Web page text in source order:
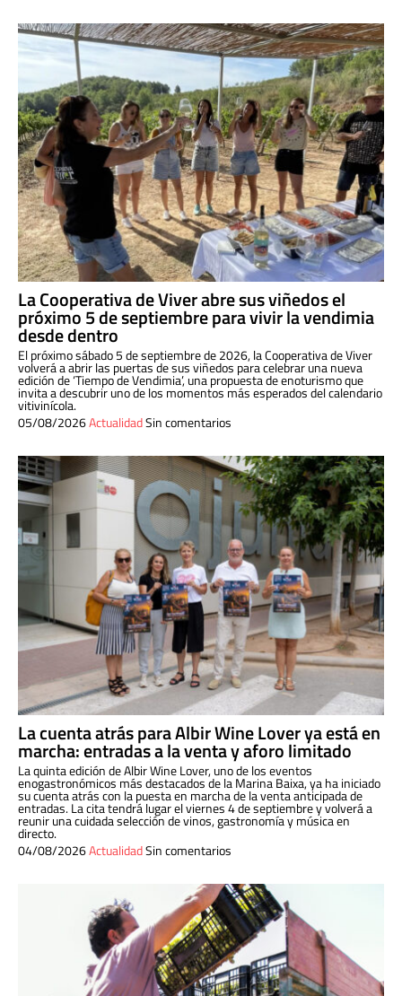
La Cooperativa de Viver abre sus viñedos el
próximo 5 de septiembre para vivir la vendimia
desde dentro
El próximo sábado 5 de septiembre de 2026, la Cooperativa de Viver
volverá a abrir las puertas de sus viñedos para celebrar una nueva
edición de ‘Tiempo de Vendimia’, una propuesta de enoturismo que
invita a descubrir uno de los momentos más esperados del calendario
vitivinícola.
05/08/2026ActualidadSin comentarios
La cuenta atrás para Albir Wine Lover ya está en
marcha: entradas a la venta y aforo limitado
La quinta edición de Albir Wine Lover, uno de los eventos
enogastronómicos más destacados de la Marina Baixa, ya ha iniciado
su cuenta atrás con la puesta en marcha de la venta anticipada de
entradas. La cita tendrá lugar el viernes 4 de septiembre y volverá a
reunir una cuidada selección de vinos, gastronomía y música en
directo.
04/08/2026ActualidadSin comentarios